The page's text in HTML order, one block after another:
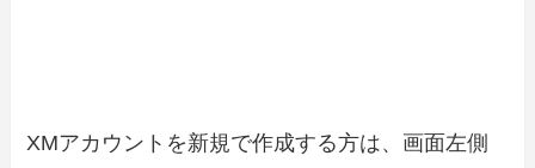
XMアカウントを新規で作成する方は、画面左側